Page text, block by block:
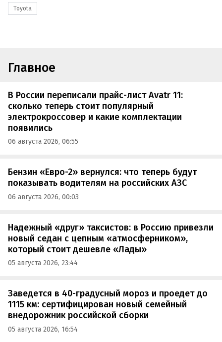
Toyota
Главное
В России переписали прайс-лист Avatr 11:
сколько теперь стоит популярный
электрокроссовер и какие комплектации
появились
06 августа 2026, 06:55
Бензин «Евро-2» вернулся: что теперь будут
показывать водителям на российских АЗС
06 августа 2026, 00:03
Надежный «друг» таксистов: в Россию привезли
новый седан с цепным «атмосферником»,
который стоит дешевле «Лады»
05 августа 2026, 23:44
Заведется в 40-градусный мороз и проедет до
1115 км: сертифицирован новый семейный
внедорожник российской сборки
05 августа 2026, 16:54